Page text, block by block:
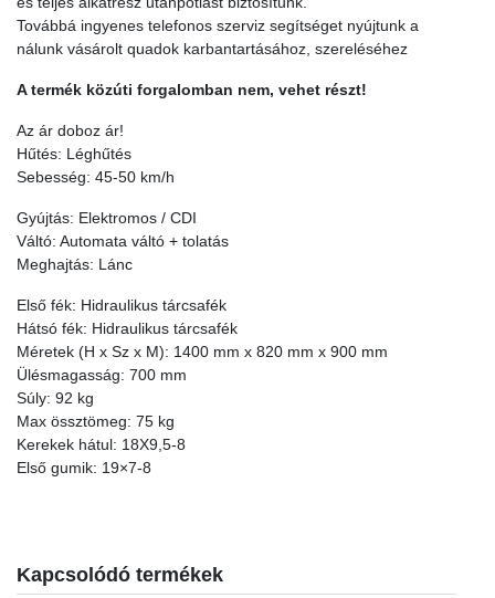
Továbbá ingyenes telefonos szerviz segítséget nyújtunk a
nálunk vásárolt quadok karbantartásához, szereléséhez
A termék közúti forgalomban nem, vehet részt!
Az ár doboz ár!
Hűtés: Léghűtés
Sebesség: 45-50 km/h
Gyújtás: Elektromos / CDI
Váltó: Automata váltó + tolatás
Meghajtás: Lánc
Első fék: Hidraulikus tárcsafék
Hátsó fék: Hidraulikus tárcsafék
Méretek (H x Sz x M): 1400 mm x 820 mm x 900 mm
Ülésmagasság: 700 mm
Súly: 92 kg
Max össztömeg: 75 kg
Kerekek hátul: 18X9,5-8
Első gumik: 19×7-8
Kapcsolódó termékek